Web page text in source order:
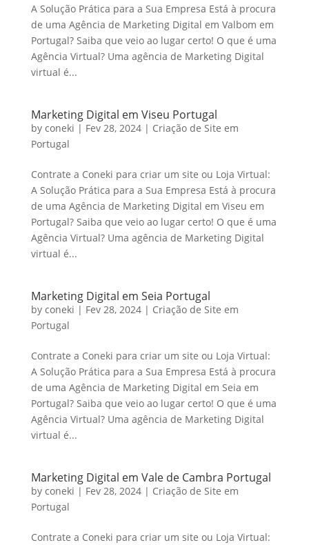
A Solução Prática para a Sua Empresa Está à procura
de uma Agência de Marketing Digital em Valbom em
Portugal? Saiba que veio ao lugar certo! O que é uma
Agência Virtual? Uma agência de Marketing Digital
virtual é...
Marketing Digital em Viseu Portugal
by coneki | Fev 28, 2024| Criação de Site em
Portugal
Contrate a Coneki para criar um site ou Loja Virtual:
A Solução Prática para a Sua Empresa Está à procura
de uma Agência de Marketing Digital em Viseu em
Portugal? Saiba que veio ao lugar certo! O que é uma
Agência Virtual? Uma agência de Marketing Digital
virtual é...
Marketing Digital em Seia Portugal
by coneki | Fev 28, 2024| Criação de Site em
Portugal
Contrate a Coneki para criar um site ou Loja Virtual:
A Solução Prática para a Sua Empresa Está à procura
de uma Agência de Marketing Digital em Seia em
Portugal? Saiba que veio ao lugar certo! O que é uma
Agência Virtual? Uma agência de Marketing Digital
virtual é...
Marketing Digital em Vale de Cambra Portugal
by coneki | Fev 28, 2024| Criação de Site em
Portugal
Contrate a Coneki para criar um site ou Loja Virtual: